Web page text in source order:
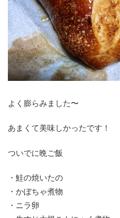
よく膨らみました〜
あまくて美味しかったです！
ついでに晩ご飯
・鮭の焼いたの
・かぼちゃ煮物
・ニラ卵